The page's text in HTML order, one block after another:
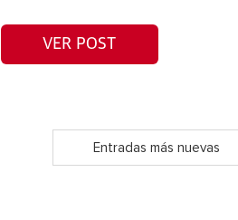
VER POST
Entradas más nuevas